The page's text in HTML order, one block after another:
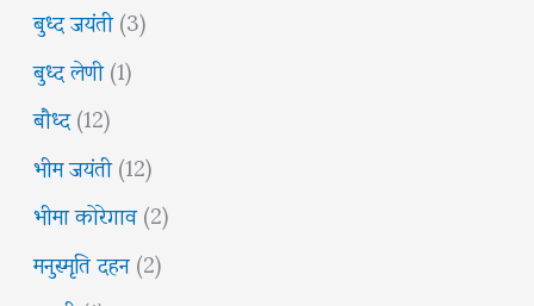
बुध्द जयंती(3)
बुध्द लेणी(1)
बौध्द(12)
भीम जयंती(12)
भीमा कोरेगाव(2)
मनुस्मृति दहन(2)